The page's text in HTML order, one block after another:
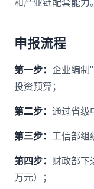
和产业链配套能力。
申报流程
第一步： 企业编制
投资预算；
第二步： 通过省级
第三步： 工信部组
第四步： 财政部下
万元）；